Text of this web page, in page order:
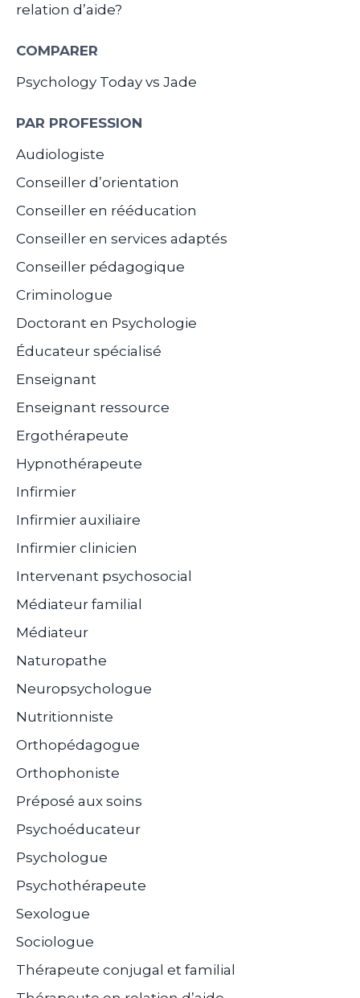
relation d’aide?
COMPARER
Psychology Today vs Jade
PAR PROFESSION
Audiologiste
Conseiller d’orientation
Conseiller en rééducation
Conseiller en services adaptés
Conseiller pédagogique
Criminologue
Doctorant en Psychologie
Éducateur spécialisé
Enseignant
Enseignant ressource
Ergothérapeute
Hypnothérapeute
Infirmier
Infirmier auxiliaire
Infirmier clinicien
Intervenant psychosocial
Médiateur familial
Médiateur
Naturopathe
Neuropsychologue
Nutritionniste
Orthopédagogue
Orthophoniste
Préposé aux soins
Psychoéducateur
Psychologue
Psychothérapeute
Sexologue
Sociologue
Thérapeute conjugal et familial